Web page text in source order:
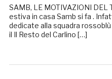
SAMB, LE MOTIVAZIONI
estiva in casa Samb si fa .
dedicate alla squadra
il Il Resto del Carlino […]